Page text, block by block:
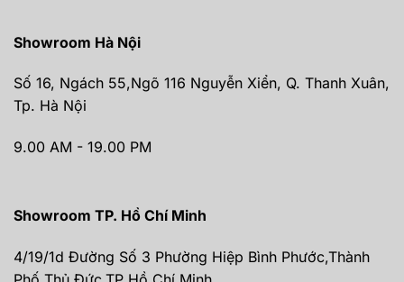
Showroom Hà Nội
Số 16, Ngách 55,Ngõ 116 Nguyễn Xiển, Q. Thanh Xuân,
Tp. Hà Nội
9.00 AM - 19.00 PM
Showroom TP. Hồ Chí Minh
4/19/1d Đường Số 3 Phường Hiệp Bình Phước,Thành